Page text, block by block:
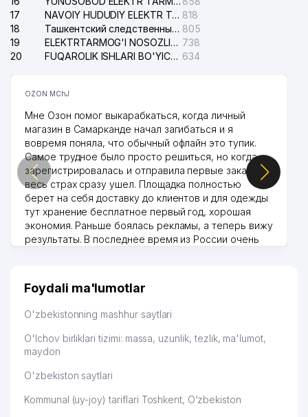
SOYUZTRANSLINK EXPEDITION
MChJ
17
NAVOIY HUDUDIY ELEKTR TARMOQLARI KORXONASI AJ 818
18
Ташкентский следственный изолятор 805
19
ELEKTRTARMOG'I NOSOZLIKLARINI TO'ZATISH SERGELI XIZMATI 738
20
FUQAROLIK ISHLARI BO'YICHA UCH-TEPA TUMANI SUDI 634
OZON MChJ
Мне Озон помог выкарабкаться, когда личный
магазин в Самарканде начал загибаться и я
вовремя поняла, что обычный офлайн это тупик.
Самое трудное было просто решиться, но когда
зарегистрировалась и отправила первые заказы,
весь страх сразу ушел. Площадка полностью
берет на себя доставку до клиентов и для одежды
тут хранение бесплатное первый год, хорошая
экономия. Раньше боялась рекламы, а теперь вижу
результаты. В последнее время из России очень
дальше развиваюсь потихоньку😊
Hamida 03.08.2026 12:45:39
Foydali ma'lumotlar
O'zbekistonning mashhur saytlari
O'lchov birliklari tizimi: massa, uzunlik, tezlik, ma'lumot,
maydon
O'zbekiston saytlari
Kommunal (uy-joy) tariflari Toshkent, O‘zbekiston